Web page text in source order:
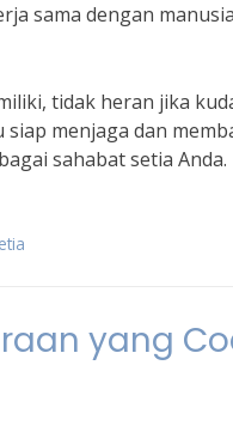
sama dengan
tidak heran jika
menjaga dan
sahabat setia Anda.
yang